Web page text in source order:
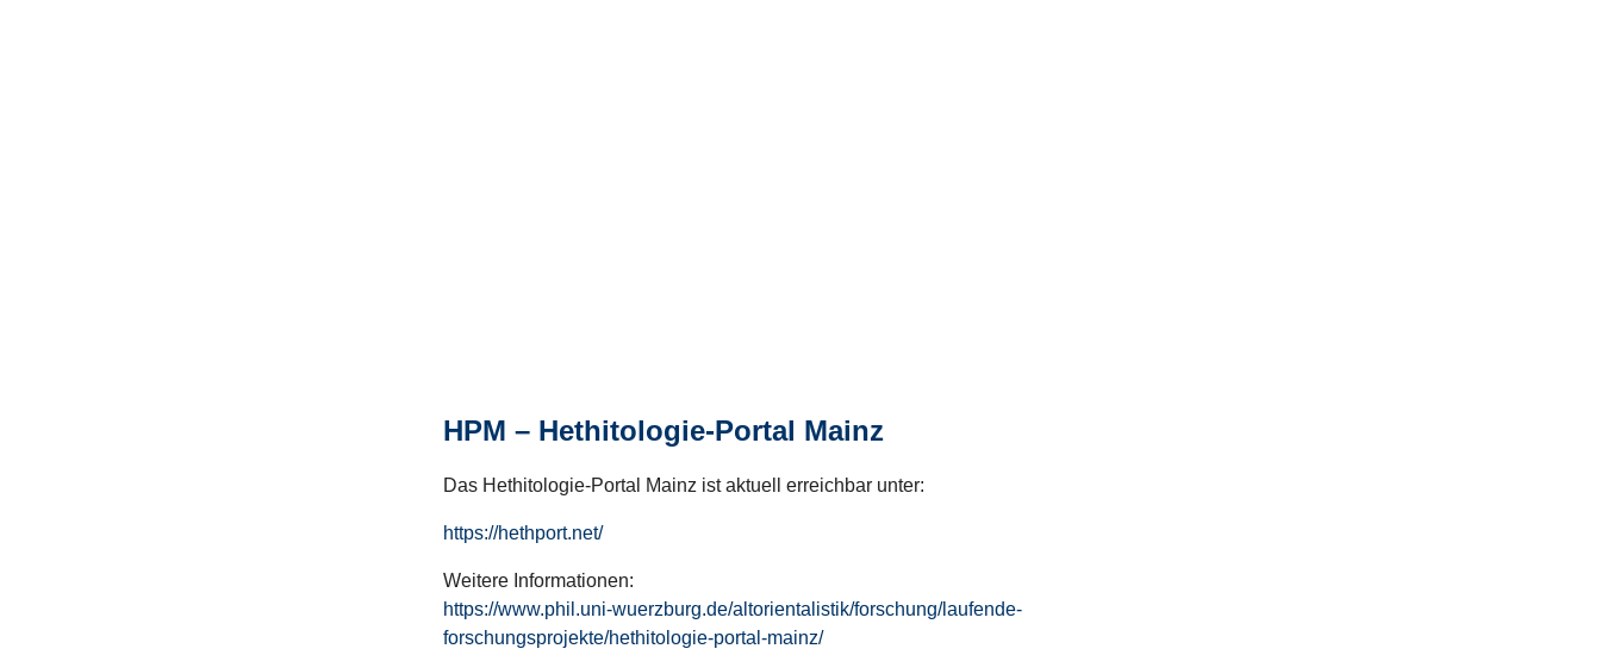
HPM – Hethitologie-Portal Mainz
Das Hethitologie-Portal Mainz ist aktuell erreichbar unter:
https://hethport.net/
Weitere Informationen:
https://www.phil.uni-wuerzburg.de/altorientalistik/forschung/laufende-
forschungsprojekte/hethitologie-portal-mainz/